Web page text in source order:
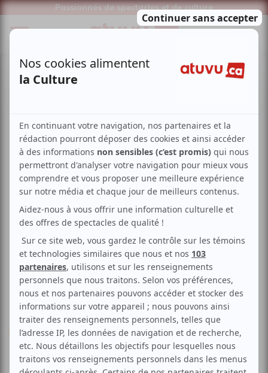
Passionnés de spectacles et de culture
Divers Multidisciplinaire
Cabine | Jacques Poulin-